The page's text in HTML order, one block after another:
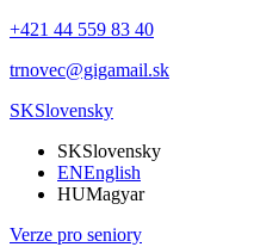
+421 44 559 83 40
trnovec@gigamail.sk
SKSlovensky
SKSlovensky
ENEnglish
HUMagyar
Verze pro seniory